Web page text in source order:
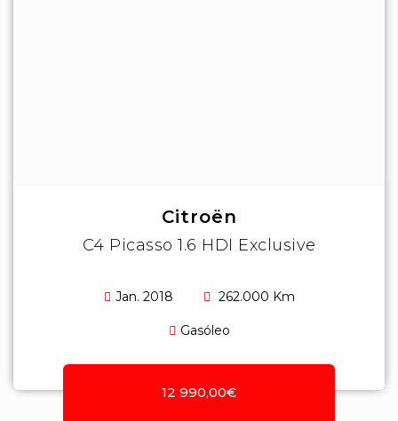
Citroën
C4 Picasso 1.6 HDI Exclusive
Jan. 2018 262.000 Km
Gasóleo
12 990,00€